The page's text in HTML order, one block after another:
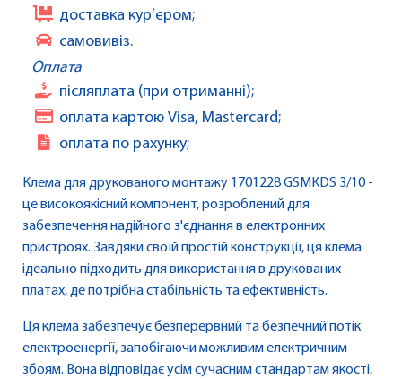
доставка кур’єром;
самовивіз.
Оплата
післяплата (при отриманні);
оплата картою Visa, Mastercard;
оплата по рахунку;
Клема для друкованого монтажу 1701228 GSMKDS 3/10 -
це високоякісний компонент, розроблений для
забезпечення надійного з'єднання в електронних
пристроях. Завдяки своїй простій конструкції, ця клема
ідеально підходить для використання в друкованих
платах, де потрібна стабільність та ефективність.
Ця клема забезпечує безперервний та безпечний потік
електроенергії, запобігаючи можливим електричним
збоям. Вона відповідає усім сучасним стандартам якості,